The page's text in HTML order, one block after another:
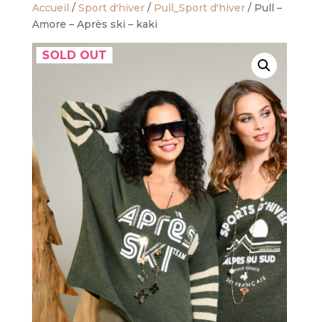
Accueil / Sport d'hiver/ Pull_Sport d'hiver/ Pull –
Amore – Après ski – kaki
SOLD OUT